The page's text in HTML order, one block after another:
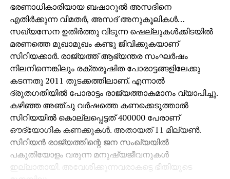
ഭരണാധികാരിയായ ബഷാറുല്‍ അസദിനെ
എതിര്‍ക്കുന്ന വിമതര്‍, അസദ് അനുകൂലികള്‍…
സഖ്യസേന ഉതിര്‍ത്തു വിടുന്ന ഷെല്ലുകള്‍ക്കിടയില്‍
മരണത്തെ മുഖാമുഖം കണ്ടു ജീവിക്കുകയാണ്
സിറിയക്കാര്‍. രാജ്യത്ത് ആഭ്യന്തര സംഘര്‍ഷം
നിലനിന്നെങ്കിലും രക്തരൂഷിത പോരാട്ടങ്ങളിലേക്കു
കടന്നതു 2011 തുടക്കത്തിലാണ്. എന്നാല്‍
ദ്രുതഗതിയില്‍ പോരാട്ടം രാജ്യത്താകമാനം വ്യാപിച്ചു.
കഴിഞ്ഞ അഞ്ചു വര്‍ഷത്തെ കണക്കെടുത്താല്‍
സിറിയയില്‍ കൊല്ലപ്പെട്ടത് 400000 പേരാണ്
ഔദ്യോഗിക കണക്കുകള്‍. അതായത് 11 മില്യണ്‍.
സിറിയന്‍ രാജ്യത്തിന്റെ ജന സംഖ്യയില്‍
പകുതിയോളം വരുന്ന മനുഷ്യജീവനുകള്‍
ഇല്ലാതായി. അവേശിക്കുന്നവരാകട്ടെ ഭീതിയുടെ